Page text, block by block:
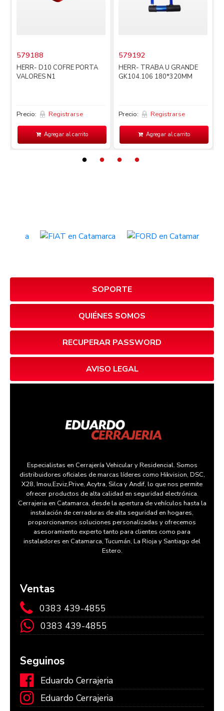
579188
HERR- D10 COFRE PORTA
VALORES N1
Precio: Registrarse
Agregar al carrito
579192
HERR- TRABA U GRANDE
GK104.106 180*320MM
Precio: Registrarse
Agregar al carrito
SOPORTE
QUIÉNES SOMOS
RECUPERAR PASSWORD
AVISO LEGAL
Especialistas en Cerrajería Vehicular y Residencial. Somos
distribuidores oficiales de marcas líderes como Hikvision, DSC,
X28, Imou,Ezviz,Prive, Acytra, Silca y Andif, lo que nos permite
ofrecer productos de alta calidad en seguridad electrónica.
Cerrajeria en Catamarca, desde la apertura de vehículos hasta la
instalación de cerraduras de alta seguridad en hogares,
proporcionamos soluciones personalizadas y ofrecemos
asesoramiento experto tanto para clientes como para
instaladores en Catamarca, Tucumán, La Rioja y Santiago del
Estero.
Ventas
0383 439-4855
0383 439-4855
Seguinos
Eduardo Cerrajeria
Eduardo Cerrajeria